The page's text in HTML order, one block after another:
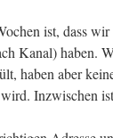
ist, dass
Kanal) haben.
haben aber
Inzwischen